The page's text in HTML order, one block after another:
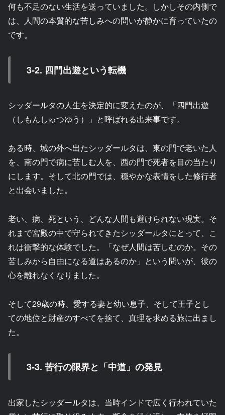
何も不足のない生活を送っていました。しかしその内側で
は、人間の本質的な苦しみへの問いが静かに育っていたの
です。
3-2. 四門出遊という転機
シッダールタの人生を決定的に変えたのが、「四門出遊
（しもんしゅつゆう）」と呼ばれる出来事です。
ある時、城の外へ出たシッダールタは、東の門で老いた人
を、南の門で病に苦しむ人を、西の門で死者を目の当たり
にします。そして北の門では、穏やかな表情をした修行者
と出会いました。
老い、病、死という、どんな人間も避けられない現実。そ
れまで宮殿の中で守られてきたシッダールタにとって、こ
れは衝撃的な体験でした。「なぜ人間は苦しむのか。その
苦しみから自由になる道はあるのか」という問いが、彼の
心を離れなくなりました。
そして29歳の時、愛する妻と幼い息子、そして王子とし
ての地位と財産のすべてを捨て、真理を求める旅に出まし
た。
3-3. 苦行の限界と「中道」の発見
出家したシッダールタは、当時インドで広く行われていた